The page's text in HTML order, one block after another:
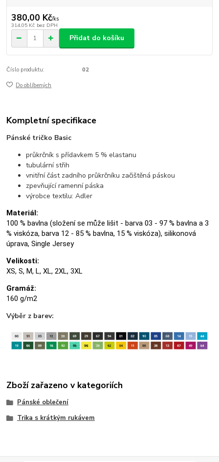
380,00 Kč/ks
314,05 Kč bez DPH
Přidat do košíku
Číslo produktu: 02
Do oblíbených
Kompletní specifikace
Pánské tričko Basic
průkrčník s přídavkem 5 % elastanu
tubulární střih
vnitřní část zadního průkrčníku začištěná páskou
zpevňující ramenní páska
výrobce textilu: Adler
Materiál:
100 % bavlna (složení se může lišit - barva 03 - 97 % bavlna a 3
% viskóza, barva 12 - 85 % bavlna, 15 % viskóza), silikonová
úprava, Single Jersey
Velikosti:
XS, S, M, L, XL, 2XL, 3XL
Gramáž:
160 g/m2
Výběr z barev:
Zboží zařazeno v kategoriích
Pánské oblečení
Trika s krátkým rukávem